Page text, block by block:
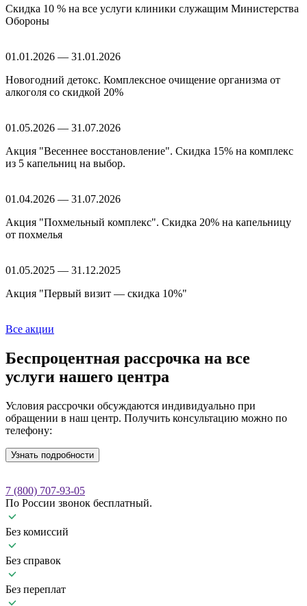
Скидка 10 % на все услуги клиники служащим Министерства
Обороны
01.01.2026 — 31.01.2026
Новогодний детокс. Комплексное очищение организма от
алкоголя со скидкой 20%
01.05.2026 — 31.07.2026
Акция "Весеннее восстановление". Скидка 15% на комплекс
из 5 капельниц на выбор.
01.04.2026 — 31.07.2026
Акция "Похмельный комплекс". Скидка 20% на капельницу
от похмелья
01.05.2025 — 31.12.2025
Акция "Первый визит — скидка 10%"
Все акции
Беспроцентная рассрочка на все
услуги нашего центра
Условия рассрочки обсуждаются индивидуально при
обращении в наш центр. Получить консультацию можно по
телефону:
Узнать подробности
7 (800) 707-93-05
По России звонок бесплатный.
Без комиссий
Без справок
Без переплат